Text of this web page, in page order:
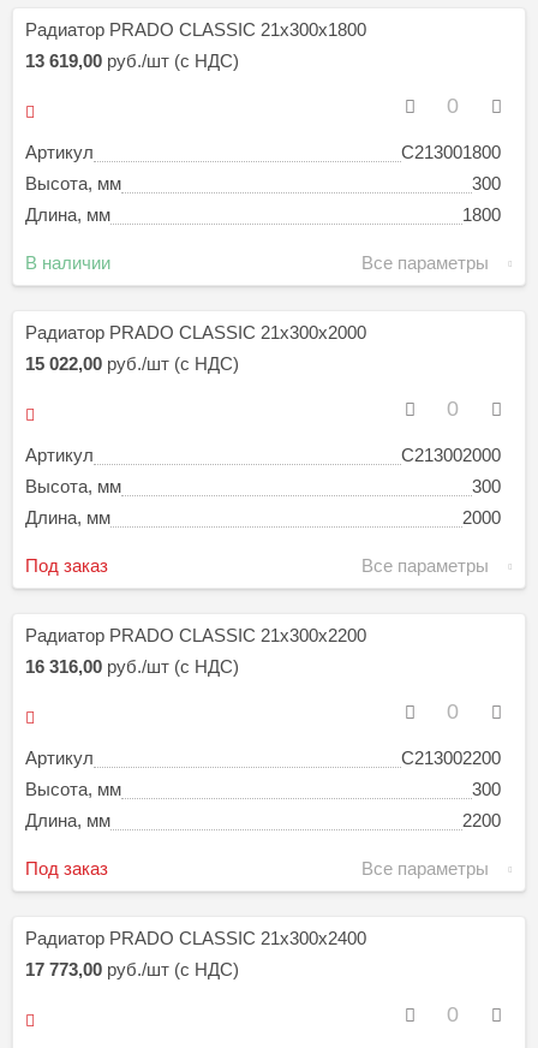
Радиатор PRADO CLASSIC 21х300х1800
Артикул
C213001800
Высота, мм
300
Длина, мм
1800
13 619,00 руб./шт (с НДС)
В наличии Все параметры
Радиатор PRADO CLASSIC 21х300х2000
Артикул
C213002000
Высота, мм
300
Длина, мм
2000
15 022,00 руб./шт (с НДС)
Под заказ Все параметры
Радиатор PRADO CLASSIC 21х300х2200
Артикул
C213002200
Высота, мм
300
Длина, мм
2200
16 316,00 руб./шт (с НДС)
Под заказ Все параметры
Радиатор PRADO CLASSIC 21х300х2400
17 773,00 руб./шт (с НДС)